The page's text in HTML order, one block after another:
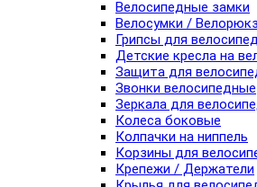
Велосипедные замки
Велосумки /
Грипсы для
Детские кресла на
Защита для
Звонки велосипедные
Зеркала для
Колеса боковые
Колпачки на ниппель
Корзины для
Крепежи / Держатели